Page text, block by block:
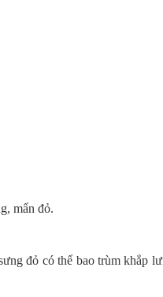
mẩn đỏ.
đỏ có thể bao trùm khắp